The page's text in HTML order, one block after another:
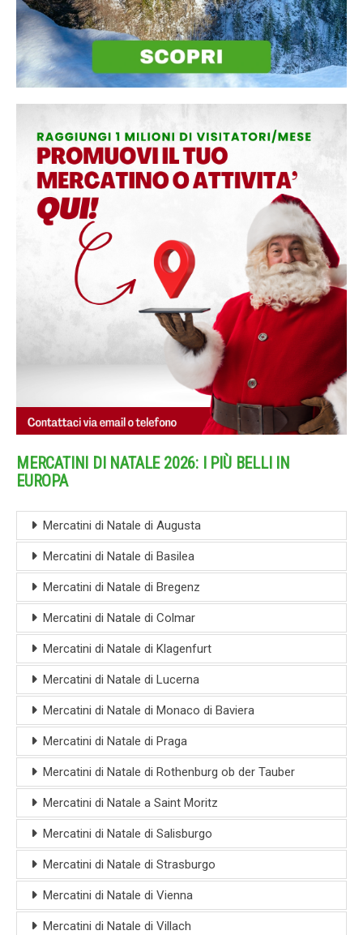
MERCATINI DI NATALE 2026: I PIÙ BELLI IN
EUROPA
Mercatini di Natale di Augusta
Mercatini di Natale di Basilea
Mercatini di Natale di Bregenz
Mercatini di Natale di Colmar
Mercatini di Natale di Klagenfurt
Mercatini di Natale di Lucerna
Mercatini di Natale di Monaco di Baviera
Mercatini di Natale di Praga
Mercatini di Natale di Rothenburg ob der Tauber
Mercatini di Natale a Saint Moritz
Mercatini di Natale di Salisburgo
Mercatini di Natale di Strasburgo
Mercatini di Natale di Vienna
Mercatini di Natale di Villach